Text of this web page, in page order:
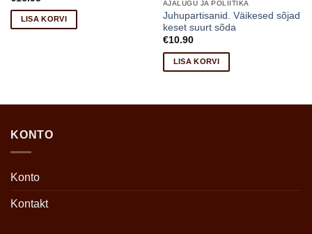
LISA KORVI
AJALUGU JA POLIITIKA
Juhupartisanid. Väikesed sõjad
keset suurt sõda
€10.90
LISA KORVI
KONTO
Konto
Kontakt